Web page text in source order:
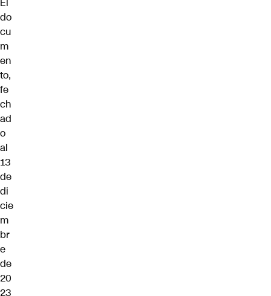
do
cu
m
en
to,
fe
ch
ad
o
al
13
de
di
cie
m
br
e
de
20
23